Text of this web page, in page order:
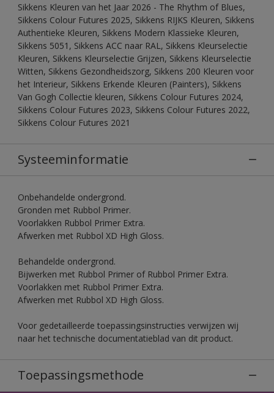
Sikkens Kleuren van het Jaar 2026 - The Rhythm of Blues,
Sikkens Colour Futures 2025, Sikkens RIJKS Kleuren, Sikkens
Authentieke Kleuren, Sikkens Modern Klassieke Kleuren,
Sikkens 5051, Sikkens ACC naar RAL, Sikkens Kleurselectie
Kleuren, Sikkens Kleurselectie Grijzen, Sikkens Kleurselectie
Witten, Sikkens Gezondheidszorg, Sikkens 200 Kleuren voor
het Interieur, Sikkens Erkende Kleuren (Painters), Sikkens
Van Gogh Collectie kleuren, Sikkens Colour Futures 2024,
Sikkens Colour Futures 2023, Sikkens Colour Futures 2022,
Sikkens Colour Futures 2021
Systeeminformatie
Onbehandelde ondergrond.
Gronden met Rubbol Primer.
Voorlakken Rubbol Primer Extra.
Afwerken met Rubbol XD High Gloss.
Behandelde ondergrond.
Bijwerken met Rubbol Primer of Rubbol Primer Extra.
Voorlakken met Rubbol Primer Extra.
Afwerken met Rubbol XD High Gloss.
Voor gedetailleerde toepassingsinstructies verwijzen wij
naar het technische documentatieblad van dit product.
Toepassingsmethode